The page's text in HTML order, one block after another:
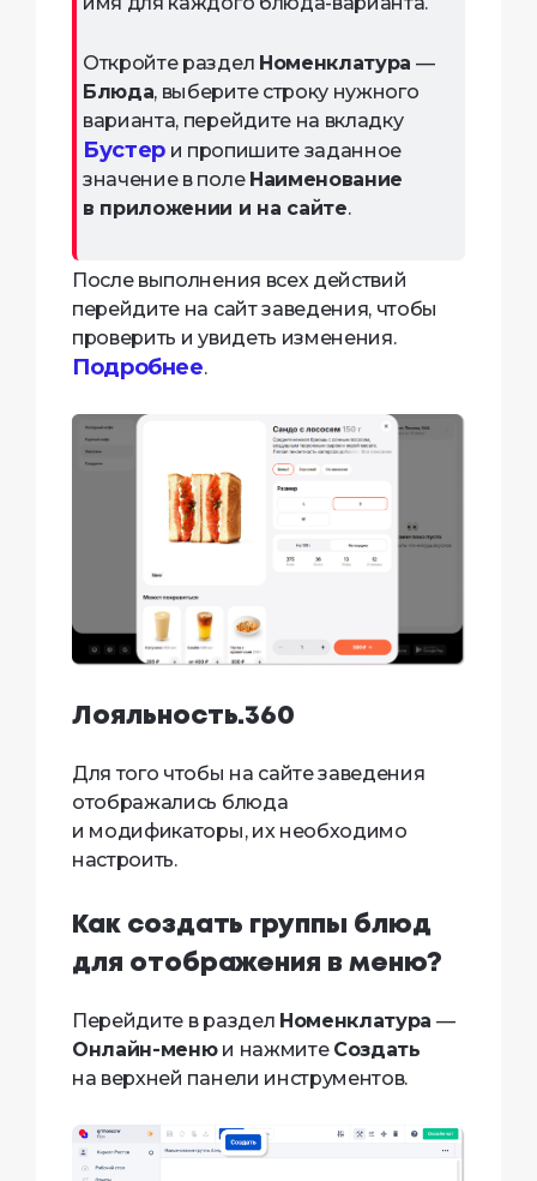
Откройте раздел Номенклатура —
Блюда, выберите строку нужного
варианта, перейдите на вкладку
Бустери пропишите заданное
значение в поле Наименование
в приложении и на сайте.
После выполнения всех действий
перейдите на сайт заведения, чтобы
проверить и увидеть изменения.
Подробнее.
Лояльность.360
Для того чтобы на сайте заведения
отображались блюда
и модификаторы, их необходимо
настроить.
Как создать группы блюд
для отображения в меню?
Перейдите в раздел Номенклатура —
Онлайн-менюи нажмите Создать
на верхней панели инструментов.